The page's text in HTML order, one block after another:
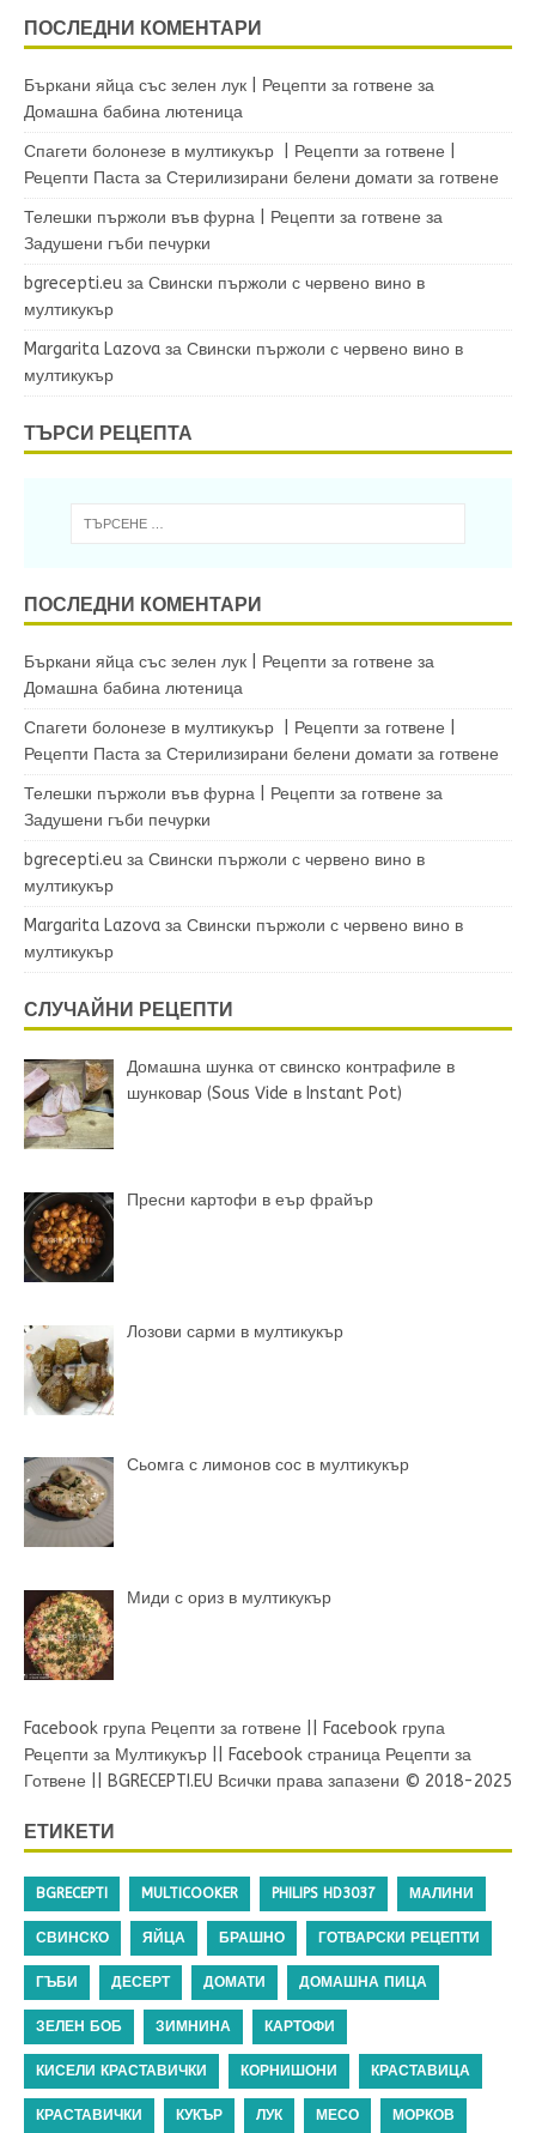
ПОСЛЕДНИ КОМЕНТАРИ
Бъркани яйца със зелен лук | Рецепти за готвене за
Домашна бабина лютеница
Спагети болонезе в мултикукър | Рецепти за готвене |
Рецепти Паста за Стерилизирани белени домати за готвене
Телешки пържоли във фурна | Рецепти за готвене за
Задушени гъби печурки
bgrecepti.eu за Свински пържоли с червено вино в
мултикукър
Margarita Lazova за Свински пържоли с червено вино в
мултикукър
ТЪРСИ РЕЦЕПТА
ПОСЛЕДНИ КОМЕНТАРИ
Бъркани яйца със зелен лук | Рецепти за готвене за
Домашна бабина лютеница
Спагети болонезе в мултикукър | Рецепти за готвене |
Рецепти Паста за Стерилизирани белени домати за готвене
Телешки пържоли във фурна | Рецепти за готвене за
Задушени гъби печурки
bgrecepti.eu за Свински пържоли с червено вино в
мултикукър
Margarita Lazova за Свински пържоли с червено вино в
мултикукър
СЛУЧАЙНИ РЕЦЕПТИ
Домашна шунка от свинско контрафиле в
шунковар (Sous Vide в Instant Pot)
Пресни картофи в еър фрайър
Лозови сарми в мултикукър
Сьомга с лимонов сос в мултикукър
Миди с ориз в мултикукър
Facebook група Рецепти за готвене
Facebook група
Рецепти за Мултикукър
Facebook страница Рецепти за
Готвене
BGRECEPTI.EU Всички права запазени © 2018-2025
ЕТИКЕТИ
BGRECEPTI MULTICOOKER PHILIPS HD3037 МАЛИНИ
СВИНСКО ЯЙЦА БРАШНО ГОТВАРСКИ РЕЦЕПТИ
ГЪБИ ДЕСЕРТ ДОМАТИ ДОМАШНА ПИЦА
ЗЕЛЕН БОБ ЗИМНИНА КАРТОФИ
КИСЕЛИ КРАСТАВИЧКИ КОРНИШОНИ КРАСТАВИЦА
КРАСТАВИЧКИ КУКЪР ЛУК МЕСО МОРКОВ